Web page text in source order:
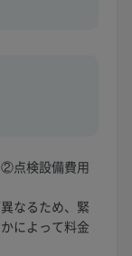
点検設備費用
なるため、緊
によって料金